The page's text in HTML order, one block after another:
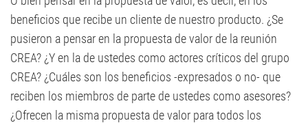
beneficios que recibe un cliente de nuestro producto. ¿Se
pusieron a pensar en la propuesta de valor de la reunión
CREA? ¿Y en la de ustedes como actores críticos del grupo
CREA? ¿Cuáles son los beneficios -expresados o no- que
reciben los miembros de parte de ustedes como asesores?
¿Ofrecen la misma propuesta de valor para todos los